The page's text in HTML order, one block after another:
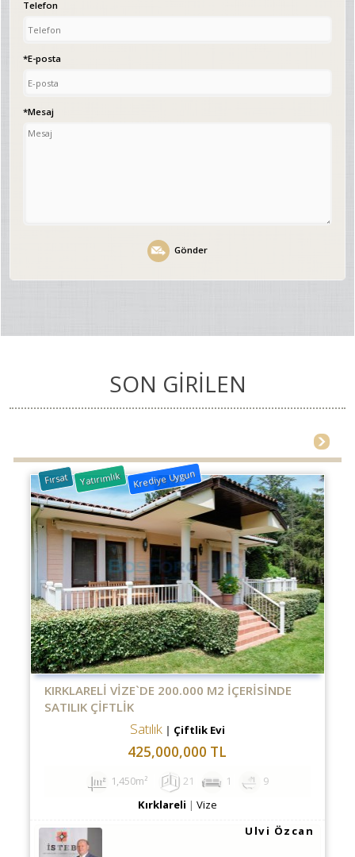
Telefon
*E-posta
*Mesaj
Gönder
SON GİRİLEN
Fırsat Yatırımlık Krediye Uygun
KIRKLARELİ VİZE`DE 200.000 M2 İÇERİSİNDE
SATILIK ÇİFTLİK
Satılık Çiftlik Evi
425,000,000 TL
1,450m² 21 1 9
Kırklareli
Vize
Ulvi Özcan